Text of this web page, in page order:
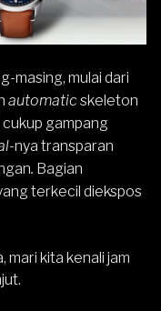
masing, mulai dari
automatic skeleton
gampang
-nya transparan
. Bagian
terkecil diekspos
mari kita kenali jam